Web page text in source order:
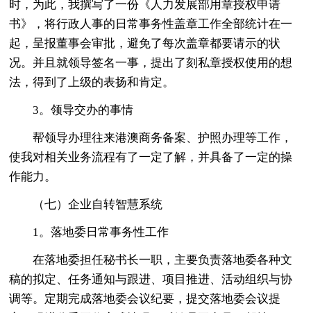
时，为此，我撰写了一份《人力发展部用章授权申请
书》，将行政人事的日常事务性盖章工作全部统计在一
起，呈报董事会审批，避免了每次盖章都要请示的状
况。并且就领导签名一事，提出了刻私章授权使用的想
法，得到了上级的表扬和肯定。
3。领导交办的事情
帮领导办理往来港澳商务备案、护照办理等工作，
使我对相关业务流程有了一定了解，并具备了一定的操
作能力。
（七）企业自转智慧系统
1。落地委日常事务性工作
在落地委担任秘书长一职，主要负责落地委各种文
稿的拟定、任务通知与跟进、项目推进、活动组织与协
调等。定期完成落地委会议纪要，提交落地委会议提